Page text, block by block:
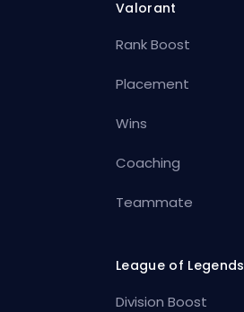
Valorant
Rank Boost
Placement
Wins
Coaching
Teammate
League of Legends
Division Boost